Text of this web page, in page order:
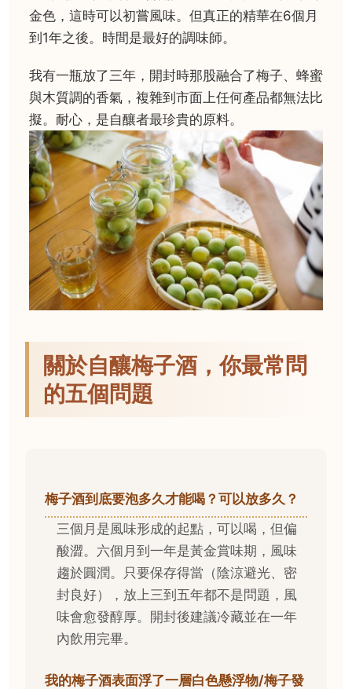
金色，這時可以初嘗風味。但真正的精華在6個月
到1年之後。時間是最好的調味師。
我有一瓶放了三年，開封時那股融合了梅子、蜂蜜
與木質調的香氣，複雜到市面上任何產品都無法比
擬。耐心，是自釀者最珍貴的原料。
關於自釀梅子酒，你最常問
的五個問題
梅子酒到底要泡多久才能喝？可以放多久？
三個月是風味形成的起點，可以喝，但偏
酸澀。六個月到一年是黃金賞味期，風味
趨於圓潤。只要保存得當（陰涼避光、密
封良好），放上三到五年都不是問題，風
味會愈發醇厚。開封後建議冷藏並在一年
內飲用完畢。
我的梅子酒表面浮了一層白色懸浮物/梅子發